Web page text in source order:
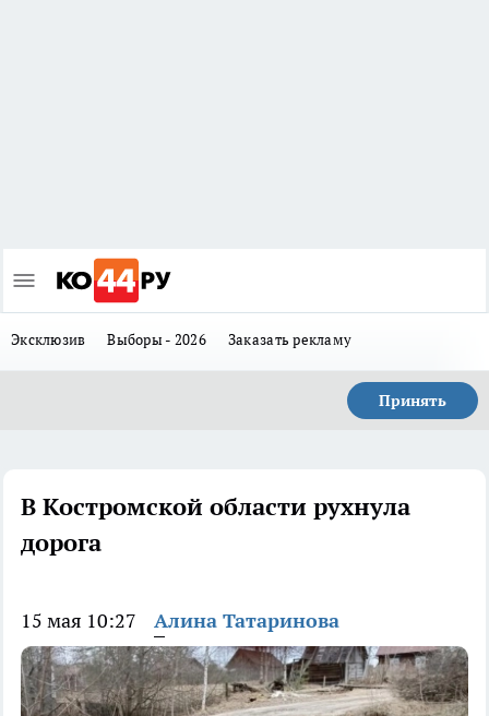
Эксклюзив Выборы - 2026 Заказать рекламу
Принять
В Костромской области рухнула
дорога
15 мая 10:27 Алина Татаринова